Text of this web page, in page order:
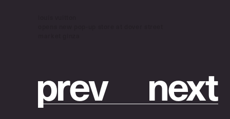
prev next